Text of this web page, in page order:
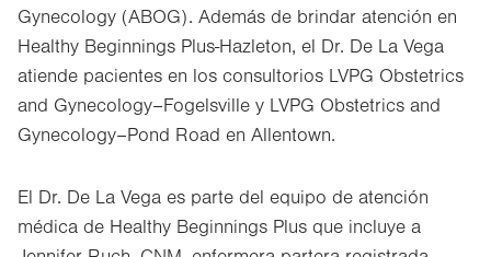
Gynecology (ABOG). Además de brindar atención en
Healthy Beginnings Plus-Hazleton, el Dr. De La Vega
atiende pacientes en los consultorios LVPG Obstetrics
and Gynecology–Fogelsville y LVPG Obstetrics and
Gynecology–Pond Road en Allentown.
El Dr. De La Vega es parte del equipo de atención
médica de Healthy Beginnings Plus que incluye a